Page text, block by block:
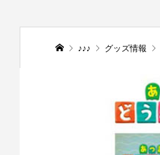
♪♪♪ グッズ情報